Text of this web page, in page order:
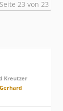
Seite 23 von 23
Kreutzer
Gerhard